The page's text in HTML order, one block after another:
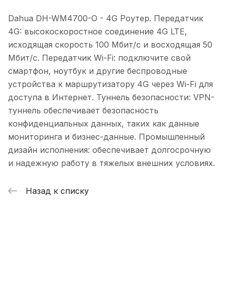
Dahua DH-WM4700-O - 4G Роутер. Передатчик
4G: высокоскоростное соединение 4G LTE,
исходящая скорость 100 Мбит/с и восходящая 50
Мбит/с. Передатчик Wi-Fi: подключите свой
смартфон, ноутбук и другие беспроводные
устройства к маршрутизатору 4G через Wi-Fi для
доступа в Интернет. Туннель безопасности: VPN-
туннель обеспечивает безопасность
конфиденциальных данных, таких как данные
мониторинга и бизнес-данные. Промышленный
дизайн исполнения: обеспечивает долгосрочную
и надежную работу в тяжелых внешних условиях.
Назад к списку